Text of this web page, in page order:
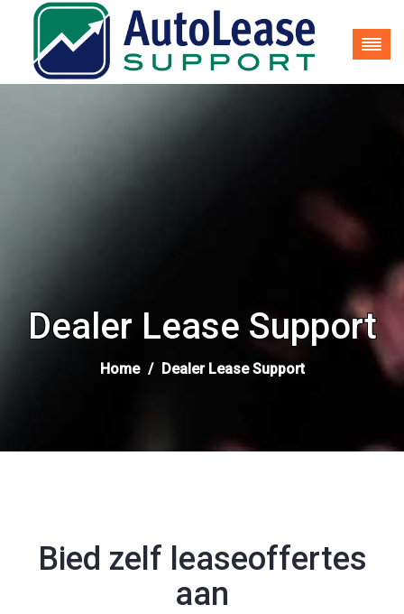
035-62 25 937 info@autoleasesupport.nl
Dealer Lease Support
Home Dealer Lease Support
Bied zelf leaseoffertes
aan